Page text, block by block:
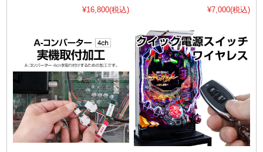
¥16,800(税込)
¥7,000(税込)